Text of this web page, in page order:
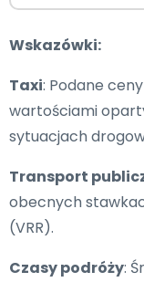
Wskazówki:
Taxi: Podane
wartościami
sytuacjach
Transport
obecnych
(VRR).
Czasy podróży: